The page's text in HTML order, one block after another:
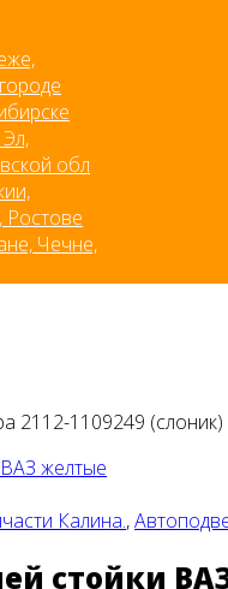
обл
Ростове
Чечне,
2112-1109249 (слоник)
Калина.,
стойки